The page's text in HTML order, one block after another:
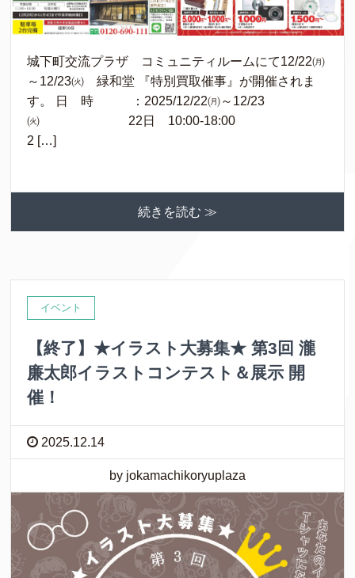
城下町交流プラザ コミュニティルームにて12/22㈪
～12/23㈫ 緑和堂 『特別買取催事』が開催されま
す。 日 時 ：2025/12/22㈪～12/23
㈫ 22日 10:00-18:00
2 […]
続きを読む ≫
イベント
【終了】★イラスト大募集★ 第3回 瀧
廉太郎イラストコンテスト＆展示 開
催！
2025.12.14
by jokamachikoryuplaza